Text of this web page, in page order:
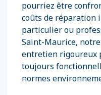
pourriez être
coûts de réparation
particulier ou
Saint-Maurice,
entretien rigoureux
toujours
normes